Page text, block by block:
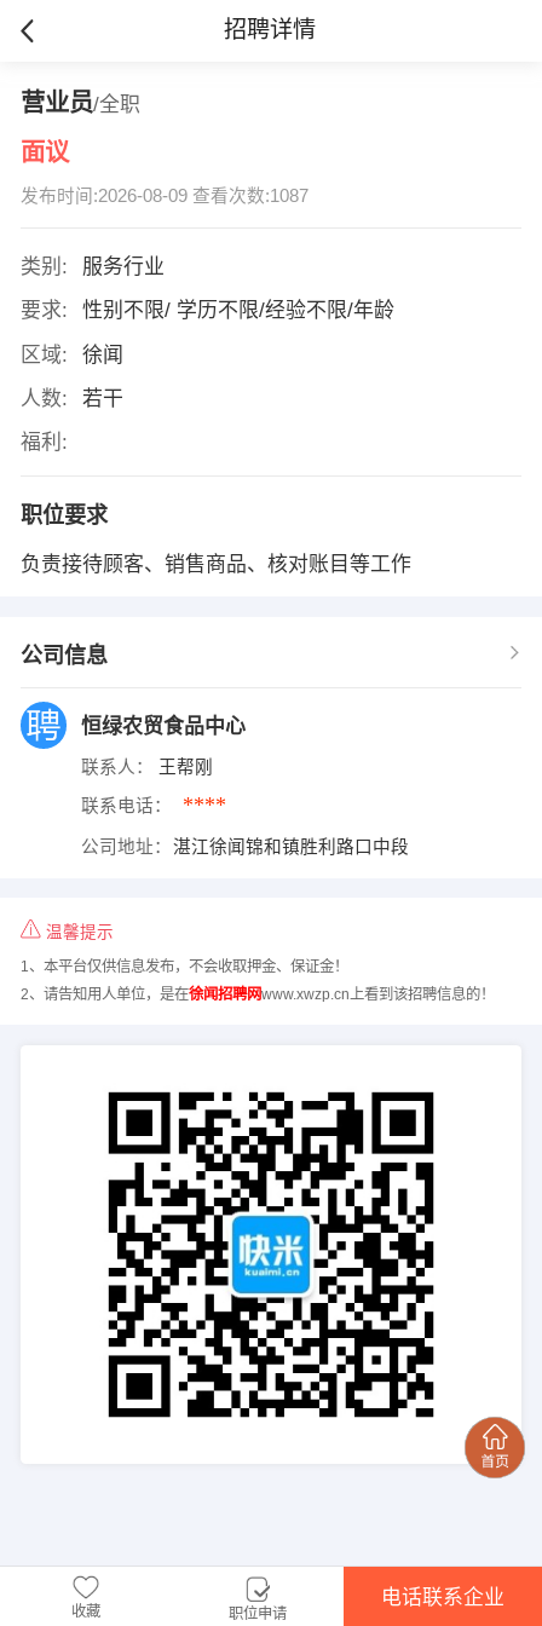
招聘详情
营业员/全职
面议
发布时间:2026-08-09 查看次数:1087
类别:
服务行业
要求:
性别不限/ 学历不限/经验不限/年龄
区域:
徐闻
人数:
若干
福利:
职位要求
负责接待顾客、销售商品、核对账目等工作
公司信息
恒绿农贸食品中心
联系人： 王帮刚
联系电话： ****
公司地址： 湛江徐闻锦和镇胜利路口中段
温馨提示
1、本平台仅供信息发布，不会收取押金、保证金！
2、请告知用人单位，是在徐闻招聘网www.xwzp.cn上看到该招聘信息的！
收藏 职位申请
电话联系企业